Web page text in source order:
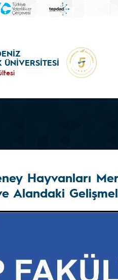
ÜNİVERSİTESİ
Hayvanları
Alandaki